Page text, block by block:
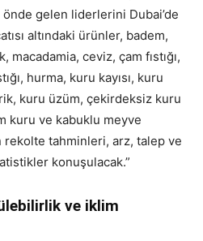
gelen liderlerini Dubai’de
altındaki ürünler, badem,
macadamia, ceviz, çam fıstığı,
hurma, kuru kayısı, kuru
kuru üzüm, çekirdeksiz kuru
kuru ve kabuklu meyve
tahminleri, arz, talep ve
konuşulacak.”
ve iklim